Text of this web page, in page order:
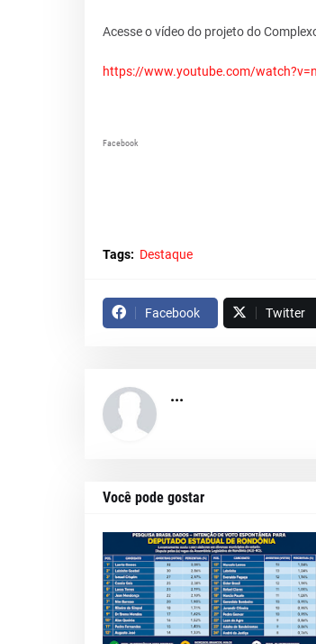
Acesse o vídeo do projeto do
https://www.youtube.com/
Facebook
Tags: Destaque
Facebook Twitter
...
Você pode gostar